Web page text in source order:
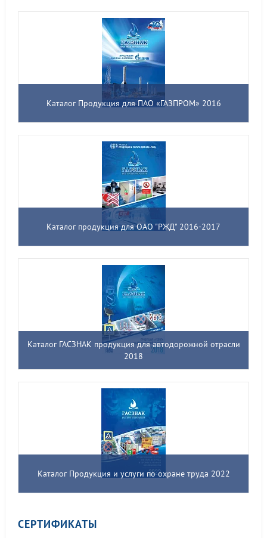
Каталог Продукция для ПАО «ГАЗПРОМ» 2016
Каталог продукция для ОАО "РЖД" 2016-2017
Каталог ГАСЗНАК продукция для автодорожной отрасли
2018
Каталог Продукция и услуги по охране труда 2022
СЕРТИФИКАТЫ